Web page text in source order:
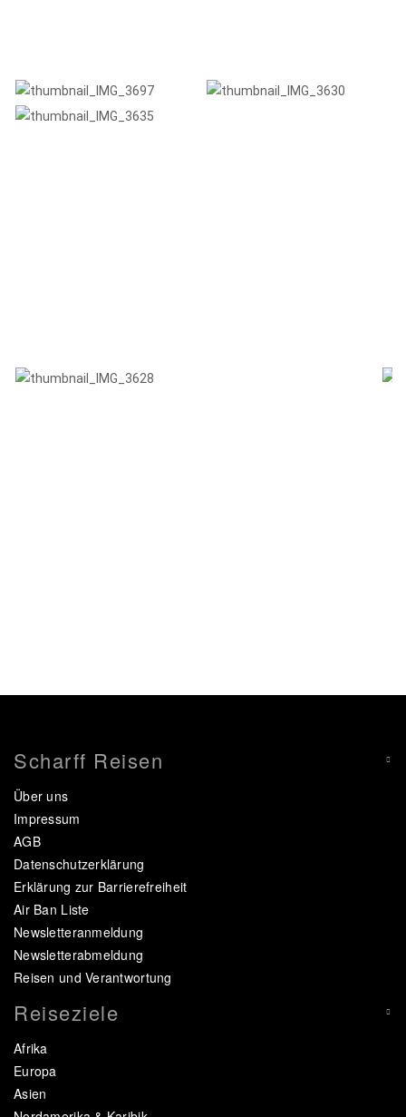
Scharff Reisen
Über uns
Impressum
AGB
Datenschutzerklärung
Erklärung zur Barrierefreiheit
Air Ban Liste
Newsletteranmeldung
Newsletterabmeldung
Reisen und Verantwortung
Reiseziele
Afrika
Europa
Asien